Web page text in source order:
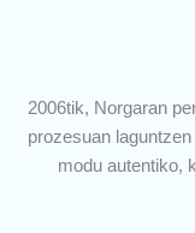
2006tik, Norgaran
prozesuan
modu autentiko,